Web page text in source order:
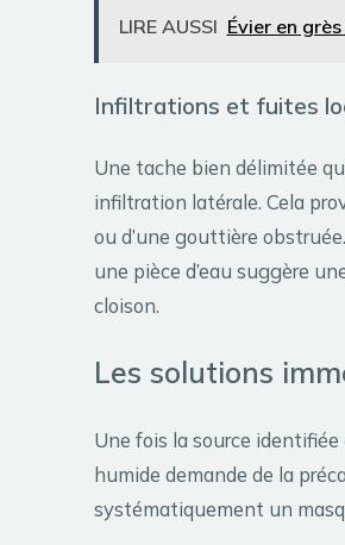
LIRE AUSSI Évier en
Infiltrations et fuites
Une tache bien délimitée
infiltration latérale. Cela
ou d’une gouttière
une pièce d’eau suggère
cloison.
Les solutions
Une fois la source
humide demande de la
systématiquement un